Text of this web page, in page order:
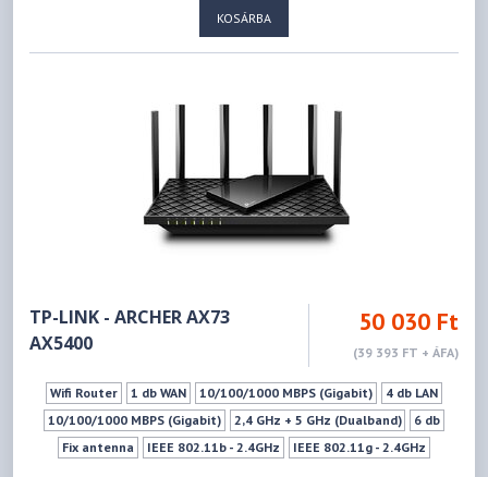
KOSÁRBA
TP-LINK - ARCHER AX73
AX5400
50 030 Ft
(39 393 FT + ÁFA)
Wifi Router 1 db WAN 10/100/1000 MBPS (Gigabit)
4 db LAN
10/100/1000 MBPS (Gigabit)
2,4 GHz + 5 GHz (Dualband)
6 db
Fix antenna
IEEE 802.11b - 2.4GHz
IEEE 802.11g - 2.4GHz